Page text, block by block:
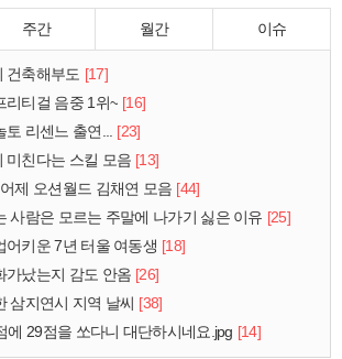
주간 월간 이슈
건축해부도 [17]
리티걸 음중 1위~ [16]
토 리센느 출연... [23]
미친다는 스킬 모음 [13]
제 오션월드 김채연 모음 [44]
사람은 모르는 주말에 나가기 싫은 이유 [25]
어키운 7년 터울 여동생 [18]
가났는지 감도 안옴 [26]
삼지연시 지역 날씨 [38]
에 29점을 쏘다니 대단하시네요.jpg [14]